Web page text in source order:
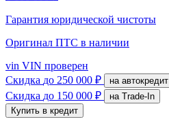
Гарантия юридической чистоты
Оригинал ПТС в наличии
vin VIN проверен
Скидка до 250 000 ₽ на автокредит
Скидка до 150 000 ₽
на Trade-In
Купить в кредит